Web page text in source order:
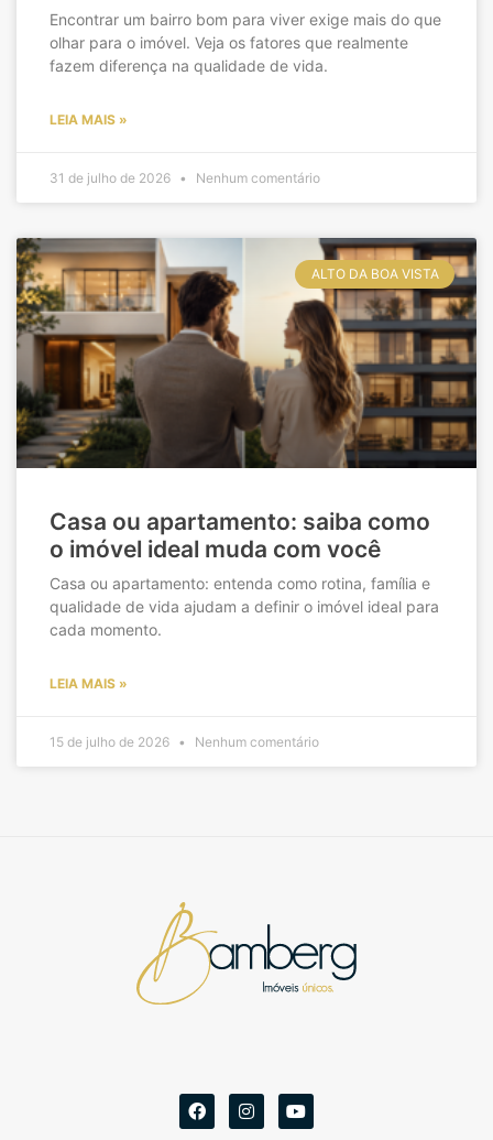
Encontrar um bairro bom para viver exige mais do que
olhar para o imóvel. Veja os fatores que realmente
fazem diferença na qualidade de vida.
LEIA MAIS »
31 de julho de 2026 Nenhum comentário
ALTO DA BOA VISTA
Casa ou apartamento: saiba como
o imóvel ideal muda com você
Casa ou apartamento: entenda como rotina, família e
qualidade de vida ajudam a definir o imóvel ideal para
cada momento.
LEIA MAIS »
15 de julho de 2026 Nenhum comentário